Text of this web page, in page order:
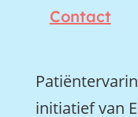
Contact
initiatief van